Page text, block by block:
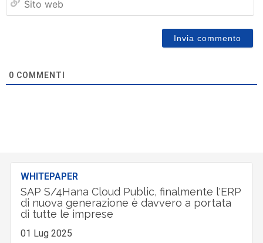
0 COMMENTI
WHITEPAPER
SAP S/4Hana Cloud Public, finalmente l'ERP
di nuova generazione è davvero a portata
di tutte le imprese
01 Lug 2025